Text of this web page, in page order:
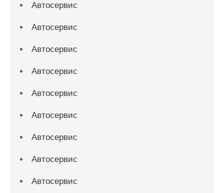
Автосервис
Автосервис
Автосервис
Автосервис
Автосервис
Автосервис
Автосервис
Автосервис
Автосервис